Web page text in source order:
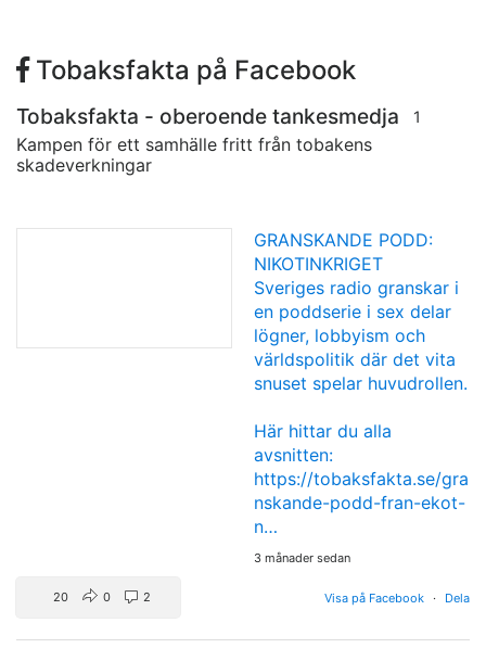
Tobaksfakta på Facebook
Tobaksfakta - oberoende tankesmedja 1
Kampen för ett samhälle fritt från tobakens
skadeverkningar
GRANSKANDE PODD:
NIKOTINKRIGET
Sveriges radio granskar i
en poddserie i sex delar
lögner, lobbyism och
världspolitik där det vita
snuset spelar huvudrollen.
Här hittar du alla
avsnitten:
https://tobaksfakta.se/gra
nskande-podd-fran-ekot-
n…
3 månader sedan
Visa på Facebook · Dela
20 0 2